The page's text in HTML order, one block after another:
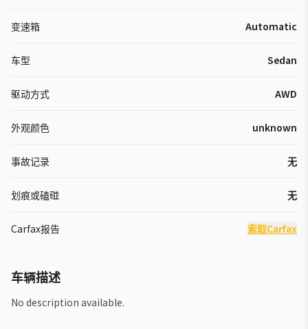
变速箱 Automatic
车型 Sedan
驱动方式 AWD
外观颜色 unknown
事故记录 无
划痕或磕碰 无
Carfax报告 索取Carfax
车辆描述
No description available.